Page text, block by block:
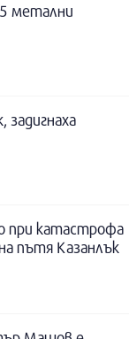
метални
задигнаха
при катастрофа
пътя Казанлък